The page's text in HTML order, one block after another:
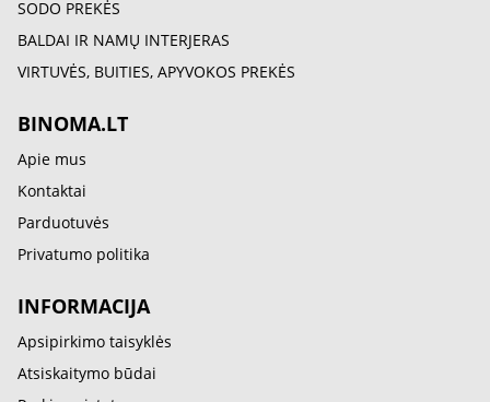
SODO PREKĖS
BALDAI IR NAMŲ INTERJERAS
VIRTUVĖS, BUITIES, APYVOKOS PREKĖS
BINOMA.LT
Apie mus
Kontaktai
Parduotuvės
Privatumo politika
INFORMACIJA
Apsipirkimo taisyklės
Atsiskaitymo būdai